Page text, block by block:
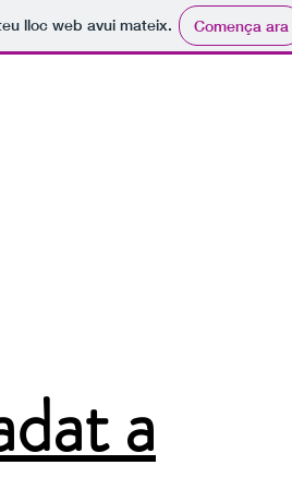
lloc web avui mateix. Comença ara
a